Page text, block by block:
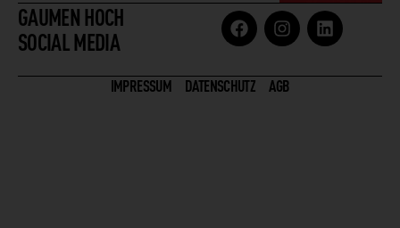
GAUMEN HOCH
SOCIAL MEDIA
IMPRESSUM DATENSCHUTZ AGB